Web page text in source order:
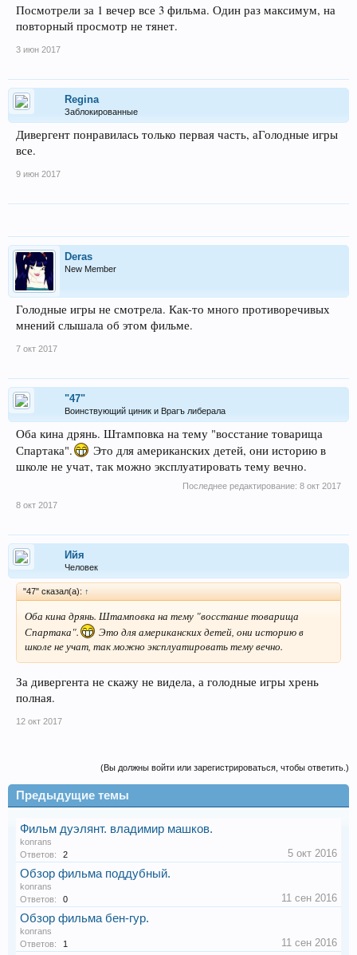
Посмотрели за 1 вечер все 3 фильма. Один раз максимум, на
повторный просмотр не тянет.
3 июн 2017
Regina
Заблокированные
Дивергент понравилась только первая часть, аГолодные игры
все.
9 июн 2017
Deras
New Member
Голодные игры не смотрела. Как-то много противоречивых
мнений слышала об этом фильме.
7 окт 2017
"47"
Воинствующий циник и Врагъ либерала
Оба кина дрянь. Штамповка на тему "восстание товарища
Спартака".
Это для американских детей, они историю в
школе не учат, так можно эксплуатировать тему вечно.
Последнее редактирование: 8 окт 2017
8 окт 2017
Ийя
Человек
"47" сказал(а): ↑
Оба кина дрянь. Штамповка на тему "восстание товарища
Спартака".
Это для американских детей, они историю в
школе не учат, так можно эксплуатировать тему вечно.
За дивергента не скажу не видела, а голодные игры хрень
полная.
12 окт 2017
(Вы должны войти или зарегистрироваться, чтобы ответить.)
Предыдущие темы
Фильм дуэлянт. владимир машков.
konrans
Ответов:
2 5 окт 2016
Обзор фильма поддубный.
konrans
Ответов:
0 11 сен 2016
Обзор фильма бен-гур.
konrans
Ответов:
1 11 сен 2016